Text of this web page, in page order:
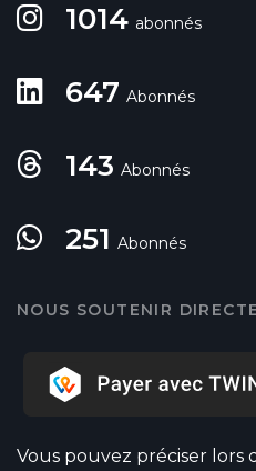
1014 abonnés
647 Abonnés
143 Abonnés
251 Abonnés
NOUS SOUTENIR
Vous pouvez préciser lors